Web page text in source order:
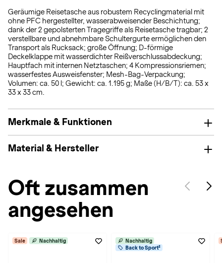
Geräumige Reisetasche aus robustem Recyclingmaterial mit
ohne PFC hergestellter, wasserabweisender Beschichtung;
dank der 2 gepolsterten Tragegriffe als Reisetasche tragbar; 2
verstellbare und abnehmbare Schultergurte ermöglichen den
Transport als Rucksack; große Öffnung; D-förmige
Deckelklappe mit wasserdichter Reißverschlussabdeckung;
Hauptfach mit internen Netztaschen; 4 Kompressionsriemen;
wasserfestes Ausweisfenster; Mesh-Bag-Verpackung;
Volumen: ca. 50 l; Gewicht: ca. 1.195 g; Maße (H/B/T): ca. 53 x
33 x 33 cm.
Merkmale & Funktionen
Material & Hersteller
Oft zusammen
angesehen
Sale Nachhaltig
Nachhaltig
Back to Sport²